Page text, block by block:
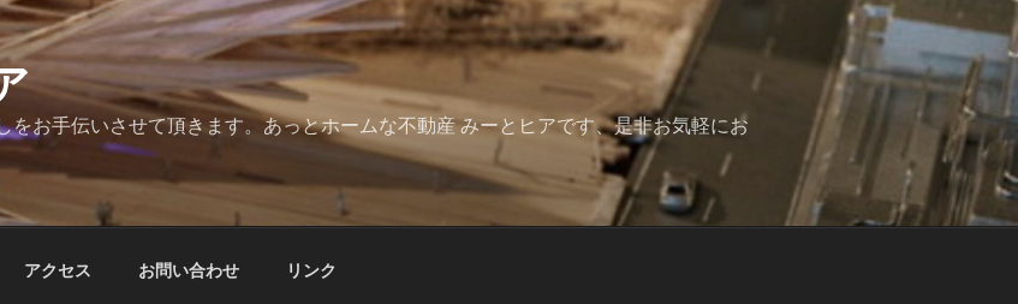
をお手伝いさせて頂きます。あっとホームな不動産 みーとヒアです、是非お気軽にお
アクセス お問い合わせ リンク